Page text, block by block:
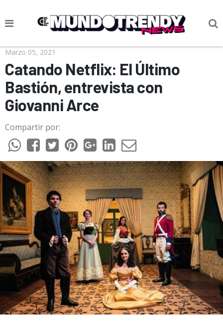
NOTICIAS
CULTURA POP
CIENCIA Y TECNOLOGÍA
VIDA
SOCIEDAD
CULTURIZANDO.COM
Marzo 05, 2021
Catando Netflix: El Último
Bastión, entrevista con
Giovanni Arce
Compartir por: